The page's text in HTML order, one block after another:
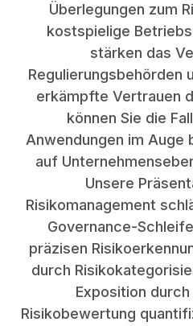
Überlegungen zum
kostspielige
stärken das
Regulierungsbehörden
erkämpfte Vertrauen
können Sie die
Anwendungen im Auge
auf
Unsere
Risikomanagement
Governance-
präzisen
durch
Exposition
Risikobewertung